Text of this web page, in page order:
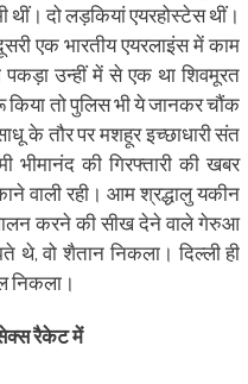
दो लड़कियां एयरहोस्टेस थीं।
एक भारतीय एयरलाइंस में काम
उन्हीं में से एक था शिवमूरत
किया तो पुलिस भी ये जानकर चौंक
के तौर पर मशहूर इच्छाधारी संत
भीमानंद की गिरफ्तारी की खबर
वाली रही। आम श्रद्धालु यकीन
करने की सीख देने वाले गेरुआ
थे, वो शैतान निकला। दिल्ली ही
निकला।
रैकेट में